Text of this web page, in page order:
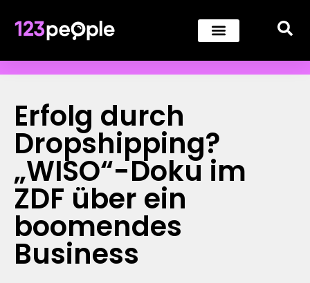
Erfolg durch
Dropshipping?
„WISO“-Doku im
ZDF über ein
boomendes
Business